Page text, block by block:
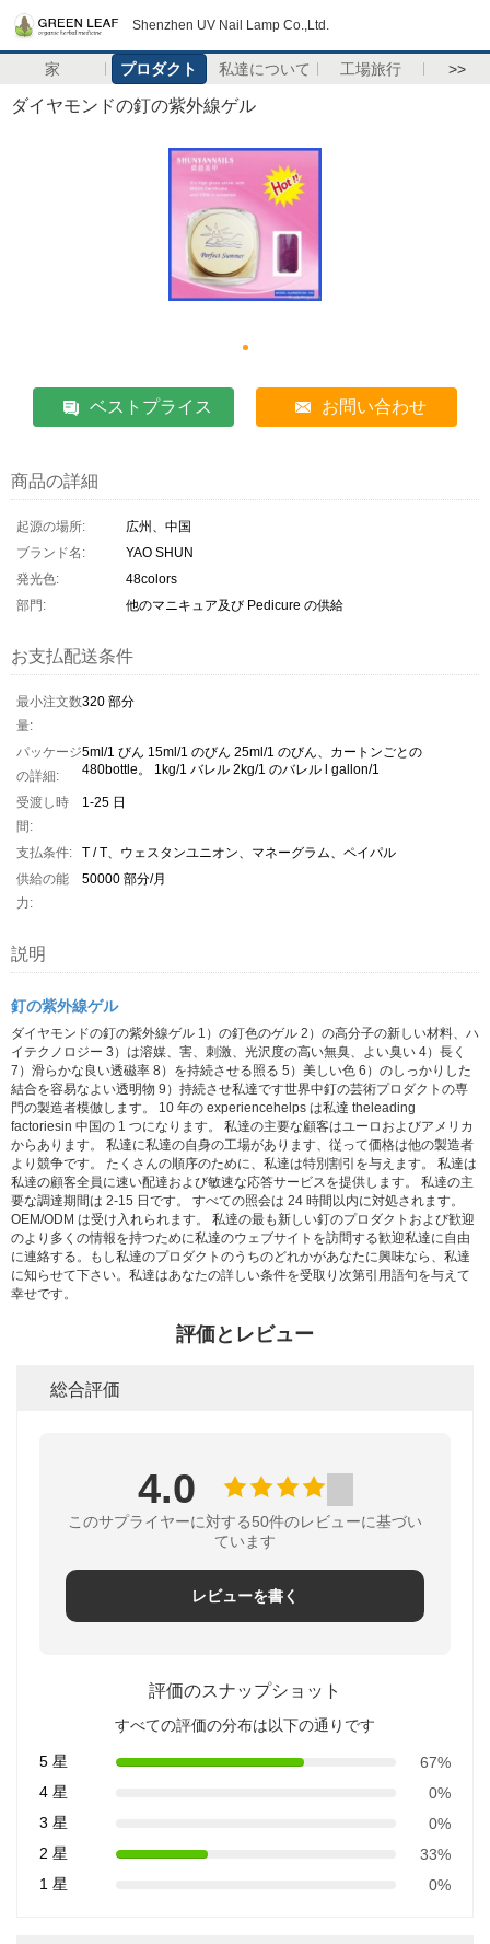
Shenzhen UV Nail Lamp Co.,Ltd.
家 プロダクト 私達について 工場旅行 >>
ダイヤモンドの釘の紫外線ゲル
ベストプライス お問い合わせ
商品の詳細
起源の場所:
広州、中国
ブランド名:
YAO SHUN
発光色:
48colors
部門:
他のマニキュア及び Pedicure の供給
お支払配送条件
最小注文数
量:
320 部分
パッケージ
の詳細:
5ml/1 びん 15ml/1 のびん 25ml/1 のびん、カートンごとの
480bottle。 1kg/1 バレル 2kg/1 のバレル l gallon/1
受渡し時
間:
1-25 日
支払条件:
T / T、ウェスタンユニオン、マネーグラム、ペイパル
供給の能
力:
50000 部分/月
説明
釘の紫外線ゲル
ダイヤモンドの釘の紫外線ゲル 1）の釘色のゲル 2）の高分子の新しい材料、ハ
イテクノロジー 3）は溶媒、害、刺激、光沢度の高い無臭、よい臭い 4）長く
7）滑らかな良い透磁率 8）を持続させる照る 5）美しい色 6）のしっかりした
結合を容易なよい透明物 9）持続させ私達です世界中釘の芸術プロダクトの専
門の製造者模倣します。 10 年の experiencehelps は私達 theleading
factoriesin 中国の 1 つになります。 私達の主要な顧客はユーロおよびアメリカ
からあります。 私達に私達の自身の工場があります、従って価格は他の製造者
より競争です。 たくさんの順序のために、私達は特別割引を与えます。 私達は
私達の顧客全員に速い配達および敏速な応答サービスを提供します。 私達の主
要な調達期間は 2-15 日です。 すべての照会は 24 時間以内に対処されます。
OEM/ODM は受け入れられます。 私達の最も新しい釘のプロダクトおよび歓迎
のより多くの情報を持つために私達のウェブサイトを訪問する歓迎私達に自由
に連絡する。もし私達のプロダクトのうちのどれかがあなたに興味なら、私達
に知らせて下さい。私達はあなたの詳しい条件を受取り次第引用語句を与えて
幸せです。
評価とレビュー
総合評価
4.0
このサプライヤーに対する50件のレビューに基づい
ています
レビューを書く
評価のスナップショット
すべての評価の分布は以下の通りです
5 星
67%
4 星
0%
3 星
0%
2 星
33%
1 星
0%